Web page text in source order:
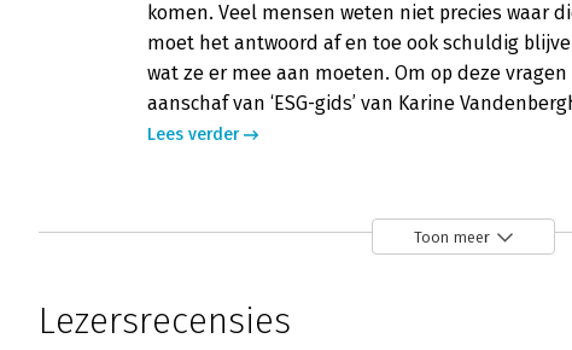
komen. Veel mensen weten niet precies waar
moet het antwoord af en toe ook schuldig
wat ze er mee aan moeten. Om op deze
aanschaf van ‘ESG-gids’ van Karine
Lees verder
ESG-Gids - ‘Concrete stappen en
bedrijven. Maar het is maar de vraag of je er
Toon meer
Lezersrecensies